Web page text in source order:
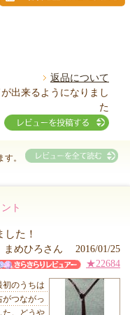
返品について
出来るようになりまし
た
。
ト
た！
まめひろさん 2016/01/25
★22684
のうちは
がつながっ
た。どうや